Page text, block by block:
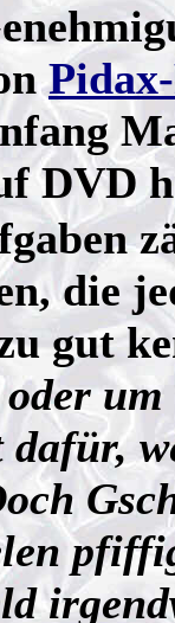
DVD
die
gut